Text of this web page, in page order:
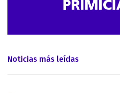
Noticias más leídas